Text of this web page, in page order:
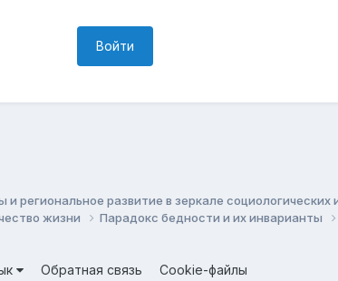
Войти
региональное развитие в зеркале социологических
жизни
Парадокс бедности и их инварианты
Обратная связь Cookie-файлы